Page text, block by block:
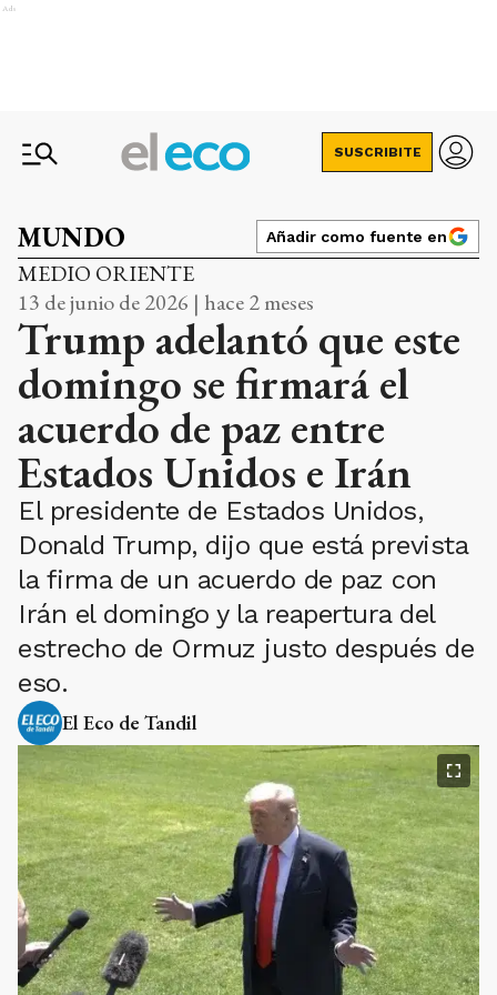
Ads
SUSCRIBITE
MUNDO Añadir como fuente en
MEDIO ORIENTE
13 de junio de 2026 | hace 2 meses
Trump adelantó que este
domingo se firmará el
acuerdo de paz entre
Estados Unidos e Irán
El presidente de Estados Unidos,
Donald Trump, dijo que está prevista
la firma de un acuerdo de paz con
Irán el domingo y la reapertura del
estrecho de Ormuz justo después de
eso.
El Eco de Tandil